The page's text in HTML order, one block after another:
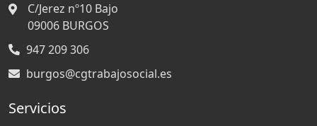
C/Jerez nº10 Bajo
09006 BURGOS
947 209 306
burgos@cgtrabajosocial.es
Servicios